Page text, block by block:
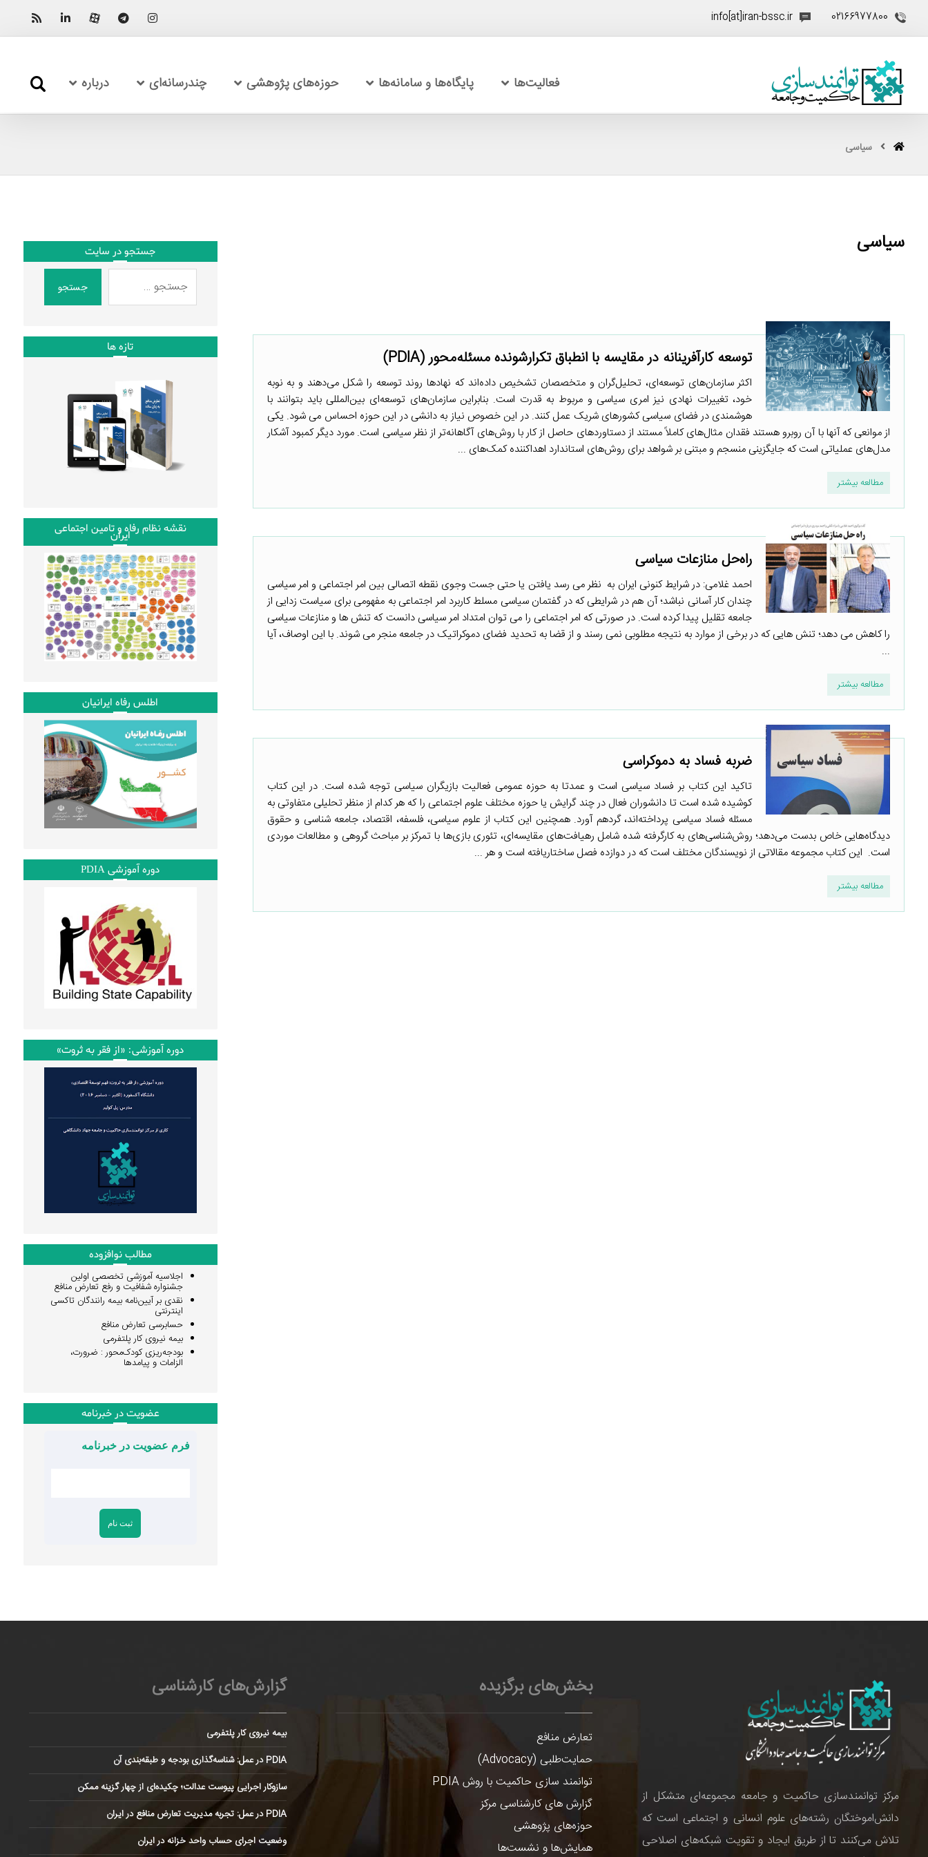
02166977800
info[at]iran-bssc.ir
فعالیت‌ها پایگاه‌ها و سامانه‌ها حوزه‌های پژوهشی چندرسانه‌ای درباره
سیاسی
سیاسی
توسعه کارآفرینانه در مقایسه با انطباق تکرارشونده مسئله‌محور (PDIA)
اکثر سازمان‌های توسعه‌ای، تحلیل‌گران و متخصصان تشخیص داده‌اند که نهادها روند توسعه را شکل می‌دهند و به نوبه
خود، تغییرات نهادی نیز امری سیاسی و مربوط به قدرت است. بنابراین سازمان‌های توسعه‌ای بین‌المللی باید بتوانند با
هوشمندی در فضای سیاسی کشورهای شریک عمل کنند. در این خصوص نیاز به دانشی در این حوزه احساس می شود. یکی
از موانعی که آنها با آن روبرو هستند فقدان مثال‌های کاملاً مستند از دستاوردهای حاصل از کار با روش‌های آگاهانه‌تر از نظر سیاسی است. مورد دیگر کمبود آشکار
مدل‌های عملیاتی است که جایگزینی منسجم و مبتنی بر شواهد برای روش‌های استاندارد اهداکننده کمک‌های ...
مطالعه بیشتر
راه‌‌حل منازعات سیاسی
احمد غلامی: در شرایط کنونی ایران به نظر می رسد یافتن یا حتی جست وجوی نقطه اتصالی بین امر اجتماعی و امر سیاسی
چندان کار آسانی نباشد؛ آن هم در شرایطی که در گفتمان سیاسی مسلط کاربرد امر اجتماعی به مفهومی برای سیاست زدایی از
جامعه تقلیل پیدا کرده است. در صورتی که امر اجتماعی را می توان امتداد امر سیاسی دانست که تنش ها و منازعات سیاسی
را کاهش می دهد؛ تنش هایی که در برخی از موارد به نتیجه مطلوبی نمی رسند و از قضا به تحدید فضای دموکراتیک در جامعه منجر می شوند. با این اوصاف، آیا
...
مطالعه بیشتر
ضربه فساد به دموکراسی
تاکید این کتاب بر فساد سیاسی است و عمدتا به حوزه عمومی فعالیت بازیگران سیاسی توجه شده است. در این کتاب
کوشیده شده است تا دانشوران فعال در چند گرایش یا حوزه مختلف علوم اجتماعی را که هر کدام از منظر تحلیلی متفاوتی به
مسئله فساد سیاسی پرداخته‌اند، گرد‌هم آورد. همچنین این کتاب از علوم سیاسی، فلسفه، اقتصاد، جامعه شناسی و حقوق
دیدگاه‌هایی خاص بدست می‌دهد؛ روش‌شناسی‌های به کارگرفته شده شامل رهیافت‌های مقایسه‌ای، تئوری بازی‌ها با تمرکز بر مباحث گروهی و مطالعات موردی
است. این کتاب مجموعه مقالاتی از نویسندگان مختلف است که در دوازده فصل ساختاریافته است و هر ...
مطالعه بیشتر
جستجو در سایت
جستجو
تازه ها
نقشه نظام رفاه و تامین اجتماعی
ایران
اطلس رفاه ایرانیان
دوره آموزشی PDIA
دوره آموزشی: «از فقر به ثروت»
مطالب نوافزوده
اجلاسیه آموزشی تخصصی اولین
جشنواره شفافیت و رفع تعارض منافع
نقدی بر آیین‌نامه بیمه رانندگان تاکسی
اینترنتی
حسابرسی تعارض منافع
بیمه نیروی کار پلتفرمی
بودجه‌ریزی کودک‌محور : ضرورت،
الزامات و پیامدها
عضویت در خبرنامه
فرم عضویت در خبرنامه
مرکز توانمندسازی حاکمیت و جامعه مجموعه‌ای متشکل از
دانش‌اموختگان رشته‌های علوم انسانی و اجتماعی است که
تلاش می‌کنند تا از طریق ایجاد و تقویت شبکه‌های اصلاحی
بخش‌های برگزیده
تعارض منافع
حمایت‌طلبی (Advocacy)
توانمند سازی حاکمیت با روش PDIA
گزارش های کارشناسی مرکز
حوزه‌های پژوهشی
همایش‌ها و نشست‌ها
گزارش‌های کارشناسی
بیمه نیروی کار پلتفرمی
PDIA در عمل: شناسه‌گذاری بودجه و طبقه‌بندی آن
سازوکار اجرایی پیوست عدالت؛ چکیده‌ای از چهار گزینه ممکن
PDIA در عمل: تجربه مدیریت تعارض منافع در ایران
وضعیت اجرای حساب واحد خزانه در ایران